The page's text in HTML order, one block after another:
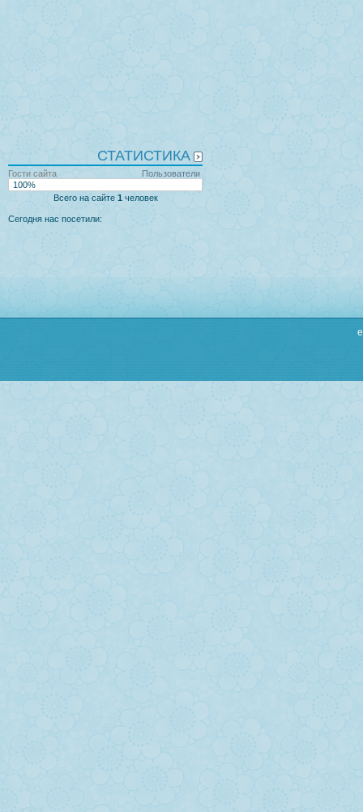
СТАТИСТИКА
Пользователи
Гости сайта
100%
Всего на сайте 1 человек
Сегодня нас посетили: